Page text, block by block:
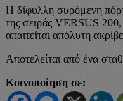
Η δίφυλλη συρόμενη
της σειράς VERSUS 200,
απαιτείται απόλυτη
Αποτελείται από ένα
Κοινοποίηση σε: